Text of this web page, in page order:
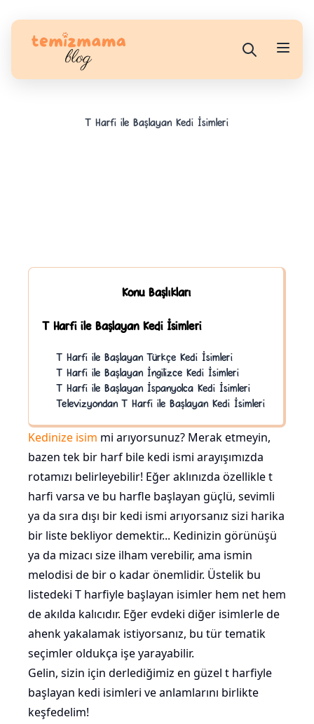
T Harfi ile Başlayan Kedi İsimleri
Konu Başlıkları
T Harfi ile Başlayan Kedi İsimleri
T Harfi ile Başlayan Türkçe Kedi İsimleri
T Harfi ile Başlayan İngilizce Kedi İsimleri
T Harfi ile Başlayan İspanyolca Kedi İsimleri
Televizyondan T Harfi ile Başlayan Kedi İsimleri
Kedinize isim mi arıyorsunuz? Merak etmeyin,
bazen tek bir harf bile kedi ismi arayışımızda
rotamızı belirleyebilir! Eğer aklınızda özellikle t
harfi varsa ve bu harfle başlayan güçlü, sevimli
ya da sıra dışı bir kedi ismi arıyorsanız sizi harika
bir liste bekliyor demektir... Kedinizin görünüşü
ya da mizacı size ilham verebilir, ama ismin
melodisi de bir o kadar önemlidir. Üstelik bu
listedeki T harfiyle başlayan isimler hem net hem
de akılda kalıcıdır. Eğer evdeki diğer isimlerle de
ahenk yakalamak istiyorsanız, bu tür tematik
seçimler oldukça işe yarayabilir.
Gelin, sizin için derlediğimiz en güzel t harfiyle
başlayan kedi isimleri ve anlamlarını birlikte
keşfedelim!